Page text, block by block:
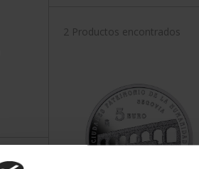
2 Productos encontrados